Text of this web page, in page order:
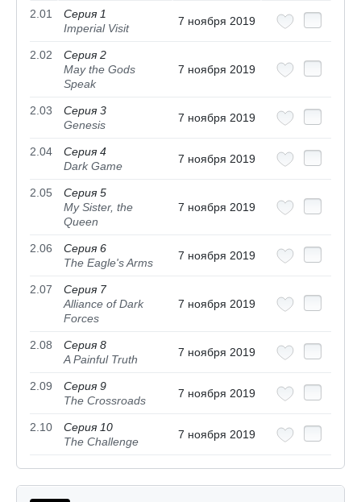
2.01
Серия 1
Imperial Visit
7 ноября 2019
2.02
Серия 2
May the Gods
Speak
7 ноября 2019
2.03
Серия 3
Genesis
7 ноября 2019
2.04
Серия 4
Dark Game
7 ноября 2019
2.05
Серия 5
My Sister, the
Queen
7 ноября 2019
2.06
Серия 6
The Eagle's Arms
7 ноября 2019
2.07
Серия 7
Alliance of Dark
Forces
7 ноября 2019
2.08
Серия 8
A Painful Truth
7 ноября 2019
2.09
Серия 9
The Crossroads
7 ноября 2019
2.10
Серия 10
The Challenge
7 ноября 2019